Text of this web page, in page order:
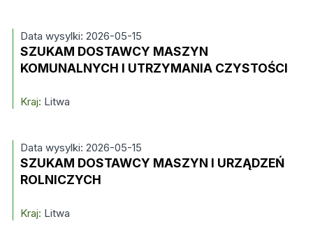
Data wysylki: 2026-05-15
SZUKAM DOSTAWCY MASZYN
KOMUNALNYCH I UTRZYMANIA CZYSTOŚCI
Kraj: Litwa
Data wysylki: 2026-05-15
SZUKAM DOSTAWCY MASZYN I URZĄDZEŃ
ROLNICZYCH
Kraj: Litwa